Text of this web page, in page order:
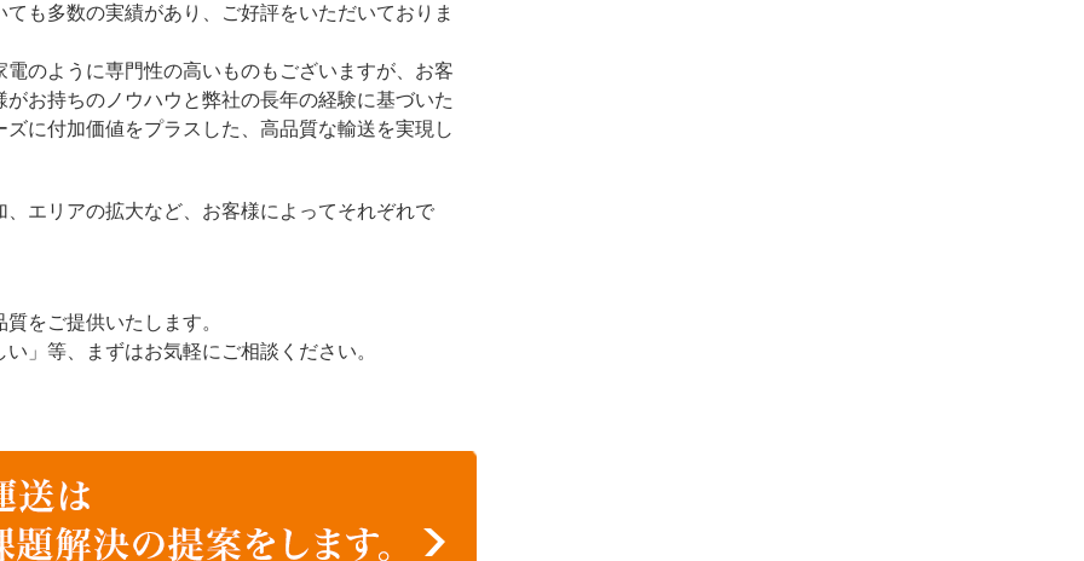
も多数の実績があり、ご好評をいただいておりま
のように専門性の高いものもございますが、お客
お持ちのノウハウと弊社の長年の経験に基づいた
に付加価値をプラスした、高品質な輸送を実現し
エリアの拡大など、お客様によってそれぞれで
をご提供いたします。
」等、まずはお気軽にご相談ください。